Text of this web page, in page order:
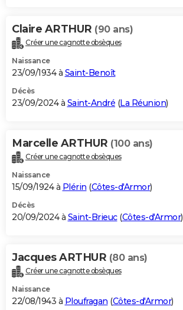
Claire ARTHUR (90 ans)
Créer une cagnotte obsèques
Naissance
23/09/1934 à Saint-Benoît
Décès
23/09/2024 à Saint-André (La Réunion)
Marcelle ARTHUR (100 ans)
Créer une cagnotte obsèques
Naissance
15/09/1924 à Plérin (Côtes-d'Armor)
Décès
20/09/2024 à Saint-Brieuc(Côtes-d'Armor)
Jacques ARTHUR (80 ans)
Créer une cagnotte obsèques
Naissance
22/08/1943 à Ploufragan (Côtes-d'Armor)